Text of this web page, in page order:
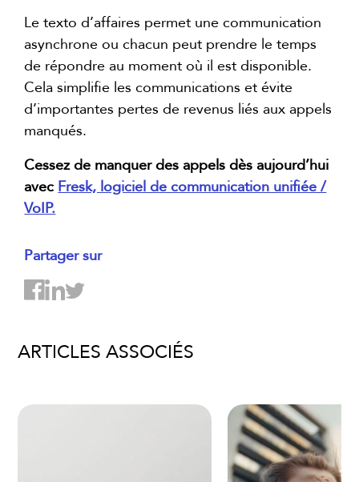
Le texto d’affaires permet une communication
asynchrone ou chacun peut prendre le temps
de répondre au moment où il est disponible.
Cela simplifie les communications et évite
d’importantes pertes de revenus liés aux appels
manqués.
Cessez de manquer des appels dès aujourd’hui
avecFresk, logiciel de communication unifiée /
VoIP.
Partager sur
ARTICLES ASSOCIÉS